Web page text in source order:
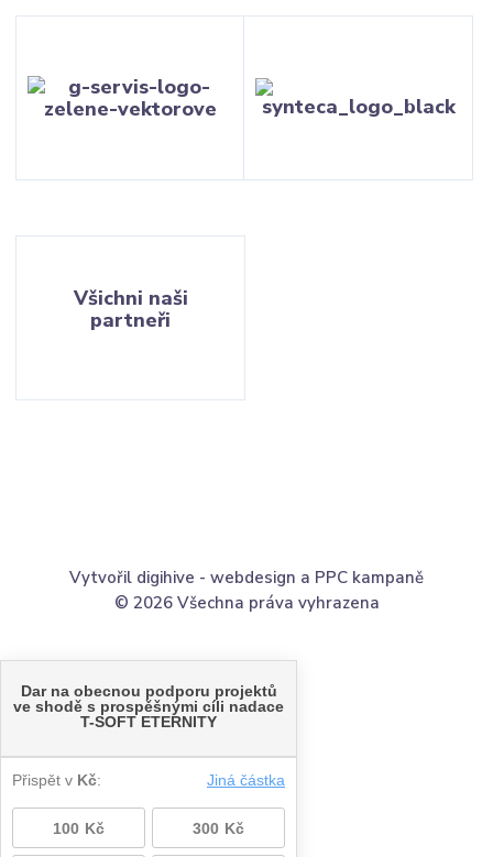
Všichni naši
partneři
© 2026 Všechna práva vyhrazena
Vytvořil digihive - webdesign a PPC kampaně